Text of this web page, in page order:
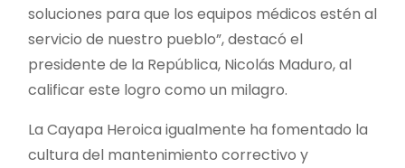
soluciones para que los equipos médicos estén al
servicio de nuestro pueblo”, destacó el
presidente de la República, Nicolás Maduro, al
calificar este logro como un milagro.
La Cayapa Heroica igualmente ha fomentado la
cultura del mantenimiento correctivo y